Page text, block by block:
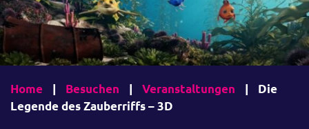
Home | Besuchen | Veranstaltungen |
Die
Legende des Zauberriffs – 3D